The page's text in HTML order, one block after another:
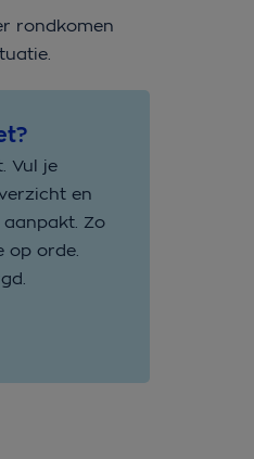
rondkomen
Vul je
en
Zo
op orde.